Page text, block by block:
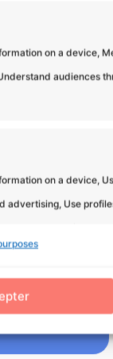
on a device,
audiences
on a device,
advertising, Use
data to select
from other data
on information
pax